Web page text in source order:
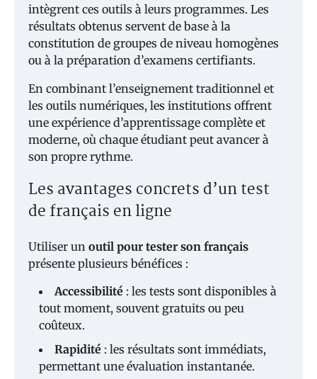
intègrent ces outils à leurs programmes. Les
résultats obtenus servent de base à la
constitution de groupes de niveau homogènes
ou à la préparation d’examens certifiants.
En combinant l’enseignement traditionnel et
les outils numériques, les institutions offrent
une expérience d’apprentissage complète et
moderne, où chaque étudiant peut avancer à
son propre rythme.
Les avantages concrets d’un test
de français en ligne
Utiliser un outil pour tester son français
présente plusieurs bénéfices :
Accessibilité : les tests sont disponibles à
tout moment, souvent gratuits ou peu
coûteux.
Rapidité : les résultats sont immédiats,
permettant une évaluation instantanée.